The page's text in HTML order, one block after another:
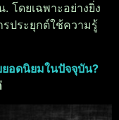
โดยเฉพาะอย่างยิ่ง
รประยุกต์ใช้ความรู้
อดนิยมในปัจจุบัน?